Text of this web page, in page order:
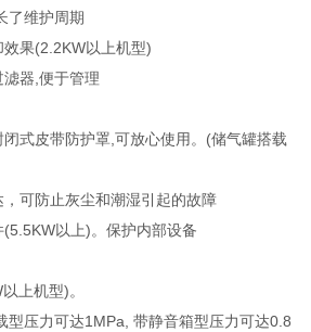
了维护周期
果(2.2KW以上机型)
器,便于管理
式皮带防护罩,可放心使用。(储气罐搭载
可防止灰尘和潮湿引起的故障
以上)。保护内部设备
上机型)。
型压力可达1MPa, 带静音箱型压力可达0.8